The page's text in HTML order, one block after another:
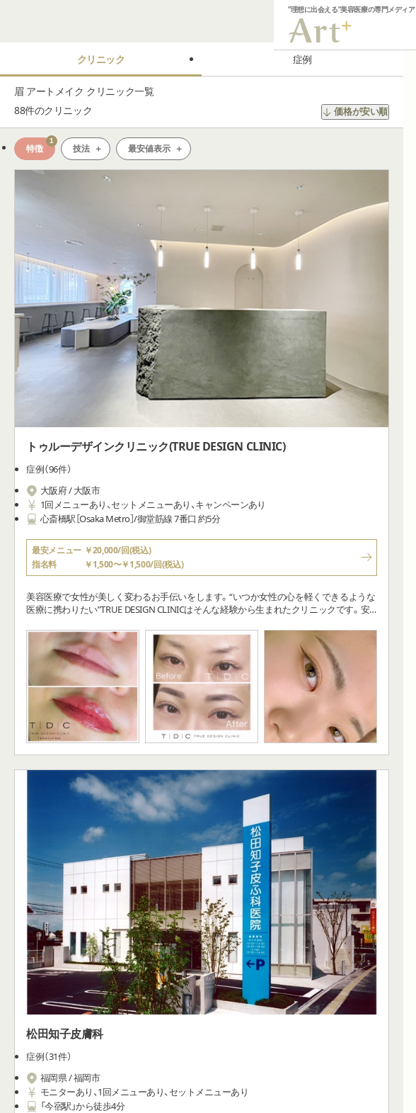
”理想に出会える”美容医療の専門メディア
クリニック 症例
眉 アートメイク クリニック一覧
88件のクリニック 価格が安い順
特徴
1
技法 最安値表示
トゥルーデザインクリニック(TRUE DESIGN CLINIC)
症例（96件）
大阪府 / 大阪市
1回メニューあり、セットメニューあり、キャンペーンあり
心斎橋駅［Osaka Metro］/御堂筋線 7番口 約5分
最安メニュー ￥20,000/回(税込)
指名料
￥1,500〜￥1,500/回(税込)
美容医療で女性が美しく変わるお手伝いをします。“いつか女性の心を軽くできるような
医療に携わりたい”TRUE DESIGN CLINICはそんな経験から生まれたクリニックです。安
松田知子皮膚科
症例（31件）
福岡県 / 福岡市
モニターあり、1回メニューあり、セットメニューあり
「今宿駅」から徒歩4分